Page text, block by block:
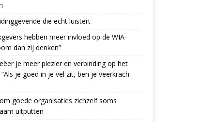
die echt luistert
hebben meer invloed op de WIA-
dan zij denken”
je meer plezier en verbinding op het
je goed in je vel zit, ben je veerkrach­
goede organisaties zichzelf soms
uitputten